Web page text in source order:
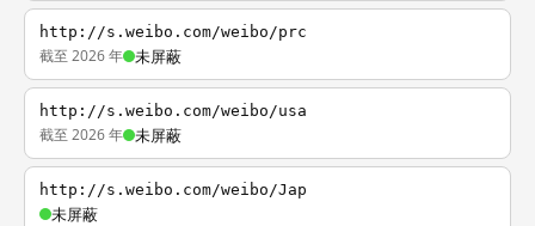
http://s.weibo.com/weibo/prc
截至 2026 年 未屏蔽
http://s.weibo.com/weibo/usa
截至 2026 年 未屏蔽
http://s.weibo.com/weibo/Jap
未屏蔽